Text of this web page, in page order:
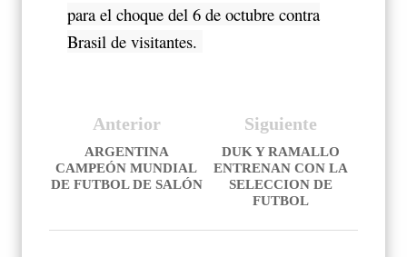
para el choque del 6 de octubre contra
Brasil de visitantes.
Siguiente
DUK Y RAMALLO
ENTRENAN CON LA
SELECCION DE
FUTBOL
Anterior
ARGENTINA
CAMPEÓN MUNDIAL
DE FUTBOL DE SALÓN